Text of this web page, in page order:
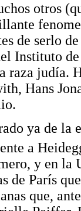
otros
de serlo
Instituto
raza judía.
Hans
ya de la
a
y en la
de París
que,